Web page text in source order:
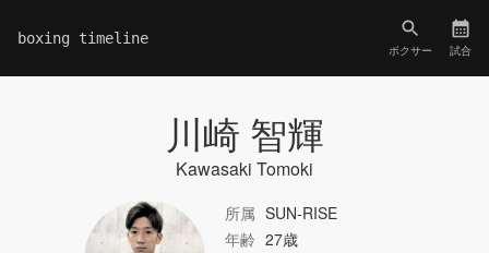
boxing timeline
ボクサー 試合
川崎 智輝
Kawasaki Tomoki
所属 SUN-RISE
年齢 27歳